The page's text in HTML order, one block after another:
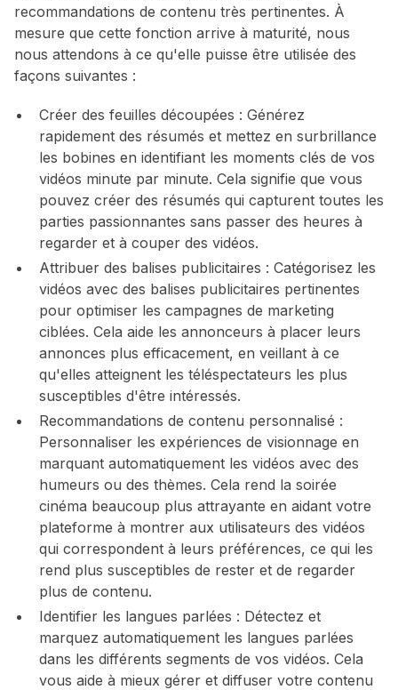
recommandations de contenu très pertinentes. À
mesure que cette fonction arrive à maturité, nous
nous attendons à ce qu'elle puisse être utilisée des
façons suivantes :
Créer des feuilles découpées : Générez
rapidement des résumés et mettez en surbrillance
les bobines en identifiant les moments clés de vos
vidéos minute par minute. Cela signifie que vous
pouvez créer des résumés qui capturent toutes les
parties passionnantes sans passer des heures à
regarder et à couper des vidéos.
Attribuer des balises publicitaires : Catégorisez les
vidéos avec des balises publicitaires pertinentes
pour optimiser les campagnes de marketing
ciblées. Cela aide les annonceurs à placer leurs
annonces plus efficacement, en veillant à ce
qu'elles atteignent les téléspectateurs les plus
susceptibles d'être intéressés.
Recommandations de contenu personnalisé :
Personnaliser les expériences de visionnage en
marquant automatiquement les vidéos avec des
humeurs ou des thèmes. Cela rend la soirée
cinéma beaucoup plus attrayante en aidant votre
plateforme à montrer aux utilisateurs des vidéos
qui correspondent à leurs préférences, ce qui les
rend plus susceptibles de rester et de regarder
plus de contenu.
Identifier les langues parlées : Détectez et
marquez automatiquement les langues parlées
dans les différents segments de vos vidéos. Cela
vous aide à mieux gérer et diffuser votre contenu